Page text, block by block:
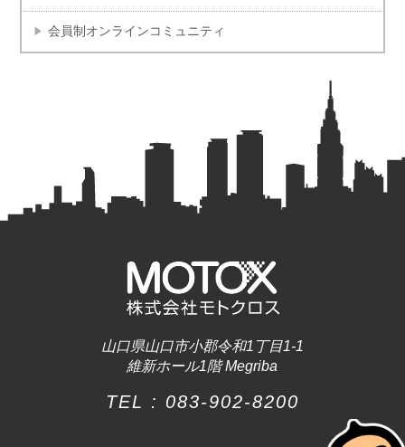
会員制オンラインコミュニティ
山口県山口市小郡令和1丁目1-1
維新ホール1階 Megriba
TEL : 083-902-8200